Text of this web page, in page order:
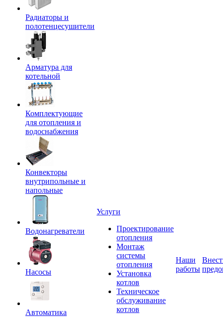
Радиаторы и
полотенцесушители
Арматура для
котельной
Комплектующие
для отопления и
водоснабжения
Конвекторы
внутрипольные и
напольные
Водонагреватели
Насосы
Автоматика
Услуги
Проектирование
отопления
Монтаж
системы
отопления
Установка
котлов
Техническое
обслуживание
котлов
Наши
работы